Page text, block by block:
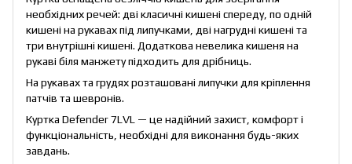
необхідних речей: дві класичні кишені спереду, по одній
кишені на рукавах під липучками, дві нагрудні кишені та
три внутрішні кишені. Додаткова невелика кишеня на
рукаві біля манжету підходить для дрібниць.
На рукавах та грудях розташовані липучки для кріплення
патчів та шевронів.
Куртка Defender 7LVL — це надійний захист, комфорт і
функціональність, необхідні для виконання будь-яких
завдань.